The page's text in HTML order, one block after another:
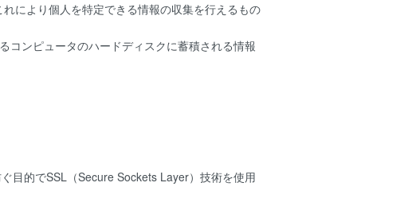
により個人を特定できる情報の収集を行えるもの
コンピュータのハードディスクに蓄積される情報
目的でSSL（Secure Sockets Layer）技術を使用